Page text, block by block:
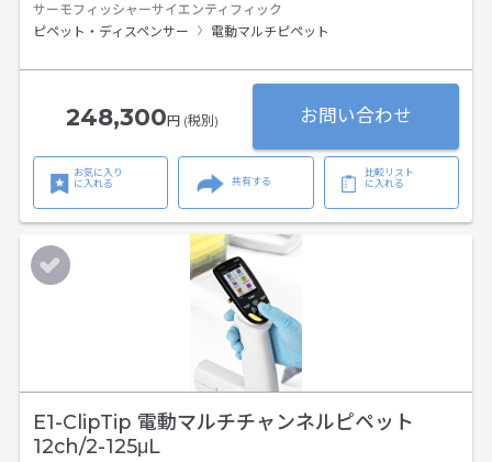
サーモフィッシャーサイエンティフィック
ピペット・ディスペンサー
電動マルチピペット
248,300円 (税別) お問い合わせ
お気に入り
に入れる
共有する
比較リスト
に入れる
E1-ClipTip 電動マルチチャンネルピペット
12ch/2-125μL